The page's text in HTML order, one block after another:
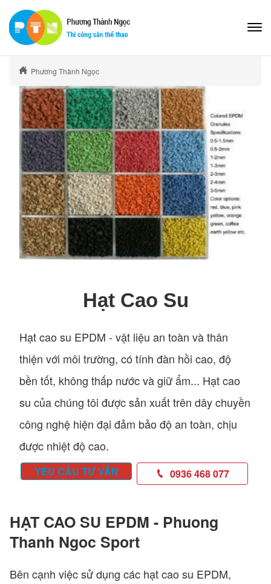
Phương Thành Ngọc
Hạt Cao Su
Hạt cao su EPDM - vật liệu an toàn và thân
thiện với môi trường, có tính đàn hồi cao, độ
bền tốt, không thấp nước và giữ ẩm... Hạt cao
su của chúng tôi được sản xuất trên dây chuyền
công nghệ hiện đại đảm bảo độ an toàn, chịu
được nhiệt độ cao.
YÊU CẦU TƯ VẤN 0936 468 077
HẠT CAO SU EPDM - Phuong
Thanh Ngoc Sport
Bên cạnh việc sử dụng các hạt cao su EPDM,